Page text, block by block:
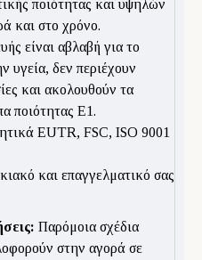
ποιότητας και υψηλών
και στο χρόνο.
είναι αβλαβή για το
υγεία, δεν περιέχουν
και ακολουθούν τα
ποιότητας Ε1.
EUTR, FSC, ISO 9001
και επαγγελματικό σας
Παρόμοια σχέδια
στην αγορά σε